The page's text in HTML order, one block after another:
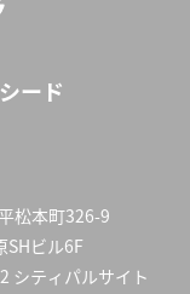
ード
松本町326-9
SHビル6F
シティパルサイト